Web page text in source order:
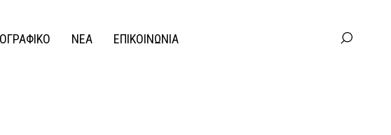
ΝΕΑ ΕΠΙΚΟΙΝΩΝΙΑ